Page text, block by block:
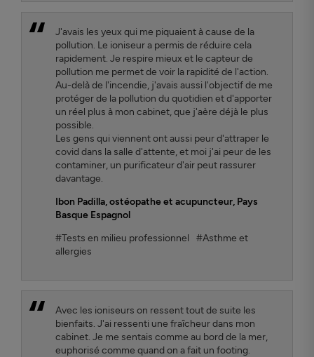
J'avais les yeux qui me piquaient à cause de la
pollution. Le ioniseur a permis de réduire cela
rapidement. Je respire mieux et le capteur de
pollution me permet de voir la rapidité de l'action.
Au-delà de l'incendie, j'avais aussi l'objectif de me
protéger de la pollution du quotidien et d'apporter
un réel plus à mon cabinet, que j'aère déjà le plus
possible.
Les gens qui viennent ont aussi peur d'attraper le
covid dans la salle d'attente, et moi j'ai peur de les
contaminer, un purificateur d'air peut rassurer
davantage.
Ibon Padilla, ostéopathe et acupuncteur, Pays
Basque Espagnol
#Tests en milieu professionnel
#Asthme et
allergies
Avec les ioniseurs on ressent tout de suite les
bienfaits. J'ai ressenti une fraîcheur dans mon
cabinet. Je me sentais comme au bord de la mer,
euphorisé comme quand on a fait un footing.